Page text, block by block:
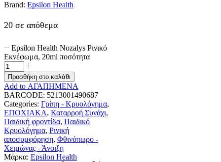
Brand: Epsilon Health
20 σε απόθεμα
Epsilon Health Nozalys Ρινικό
Εκνέφωμα, 20ml ποσότητα
Προσθήκη στο καλάθι
Add to ΑΓΑΠΗΜΕΝΑ
BARCODE: 5213001490687
Categories: Γρίπη - Κρυολόγημα,
ΕΠΟΧΙΑΚΑ, Καταρροή Συνάχι,
Παιδική φροντίδα, Παιδικό
Κρυολόγημα, Ρινική
αποσυμφόρηση, Φθινόπωρο -
Χειμώνας - Άνοιξη
Μάρκα: Epsilon Health